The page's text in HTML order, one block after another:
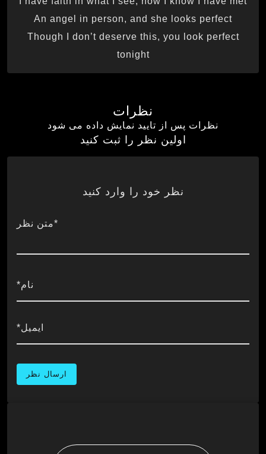
An angel in person, and she looks perfect
Though I don’t deserve this, you look perfect
tonight
نظرات
نظرات پس از تایید نمایش داده می شود
اولین نظر را ثبت کنید
نظر خود را وارد کنید
*متن نظر
نام*
ایمیل*